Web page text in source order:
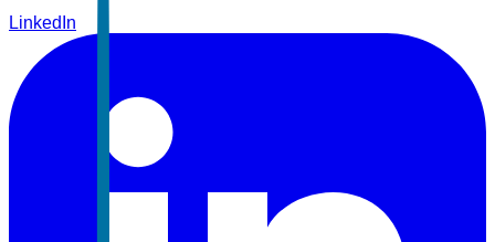
LinkedIn